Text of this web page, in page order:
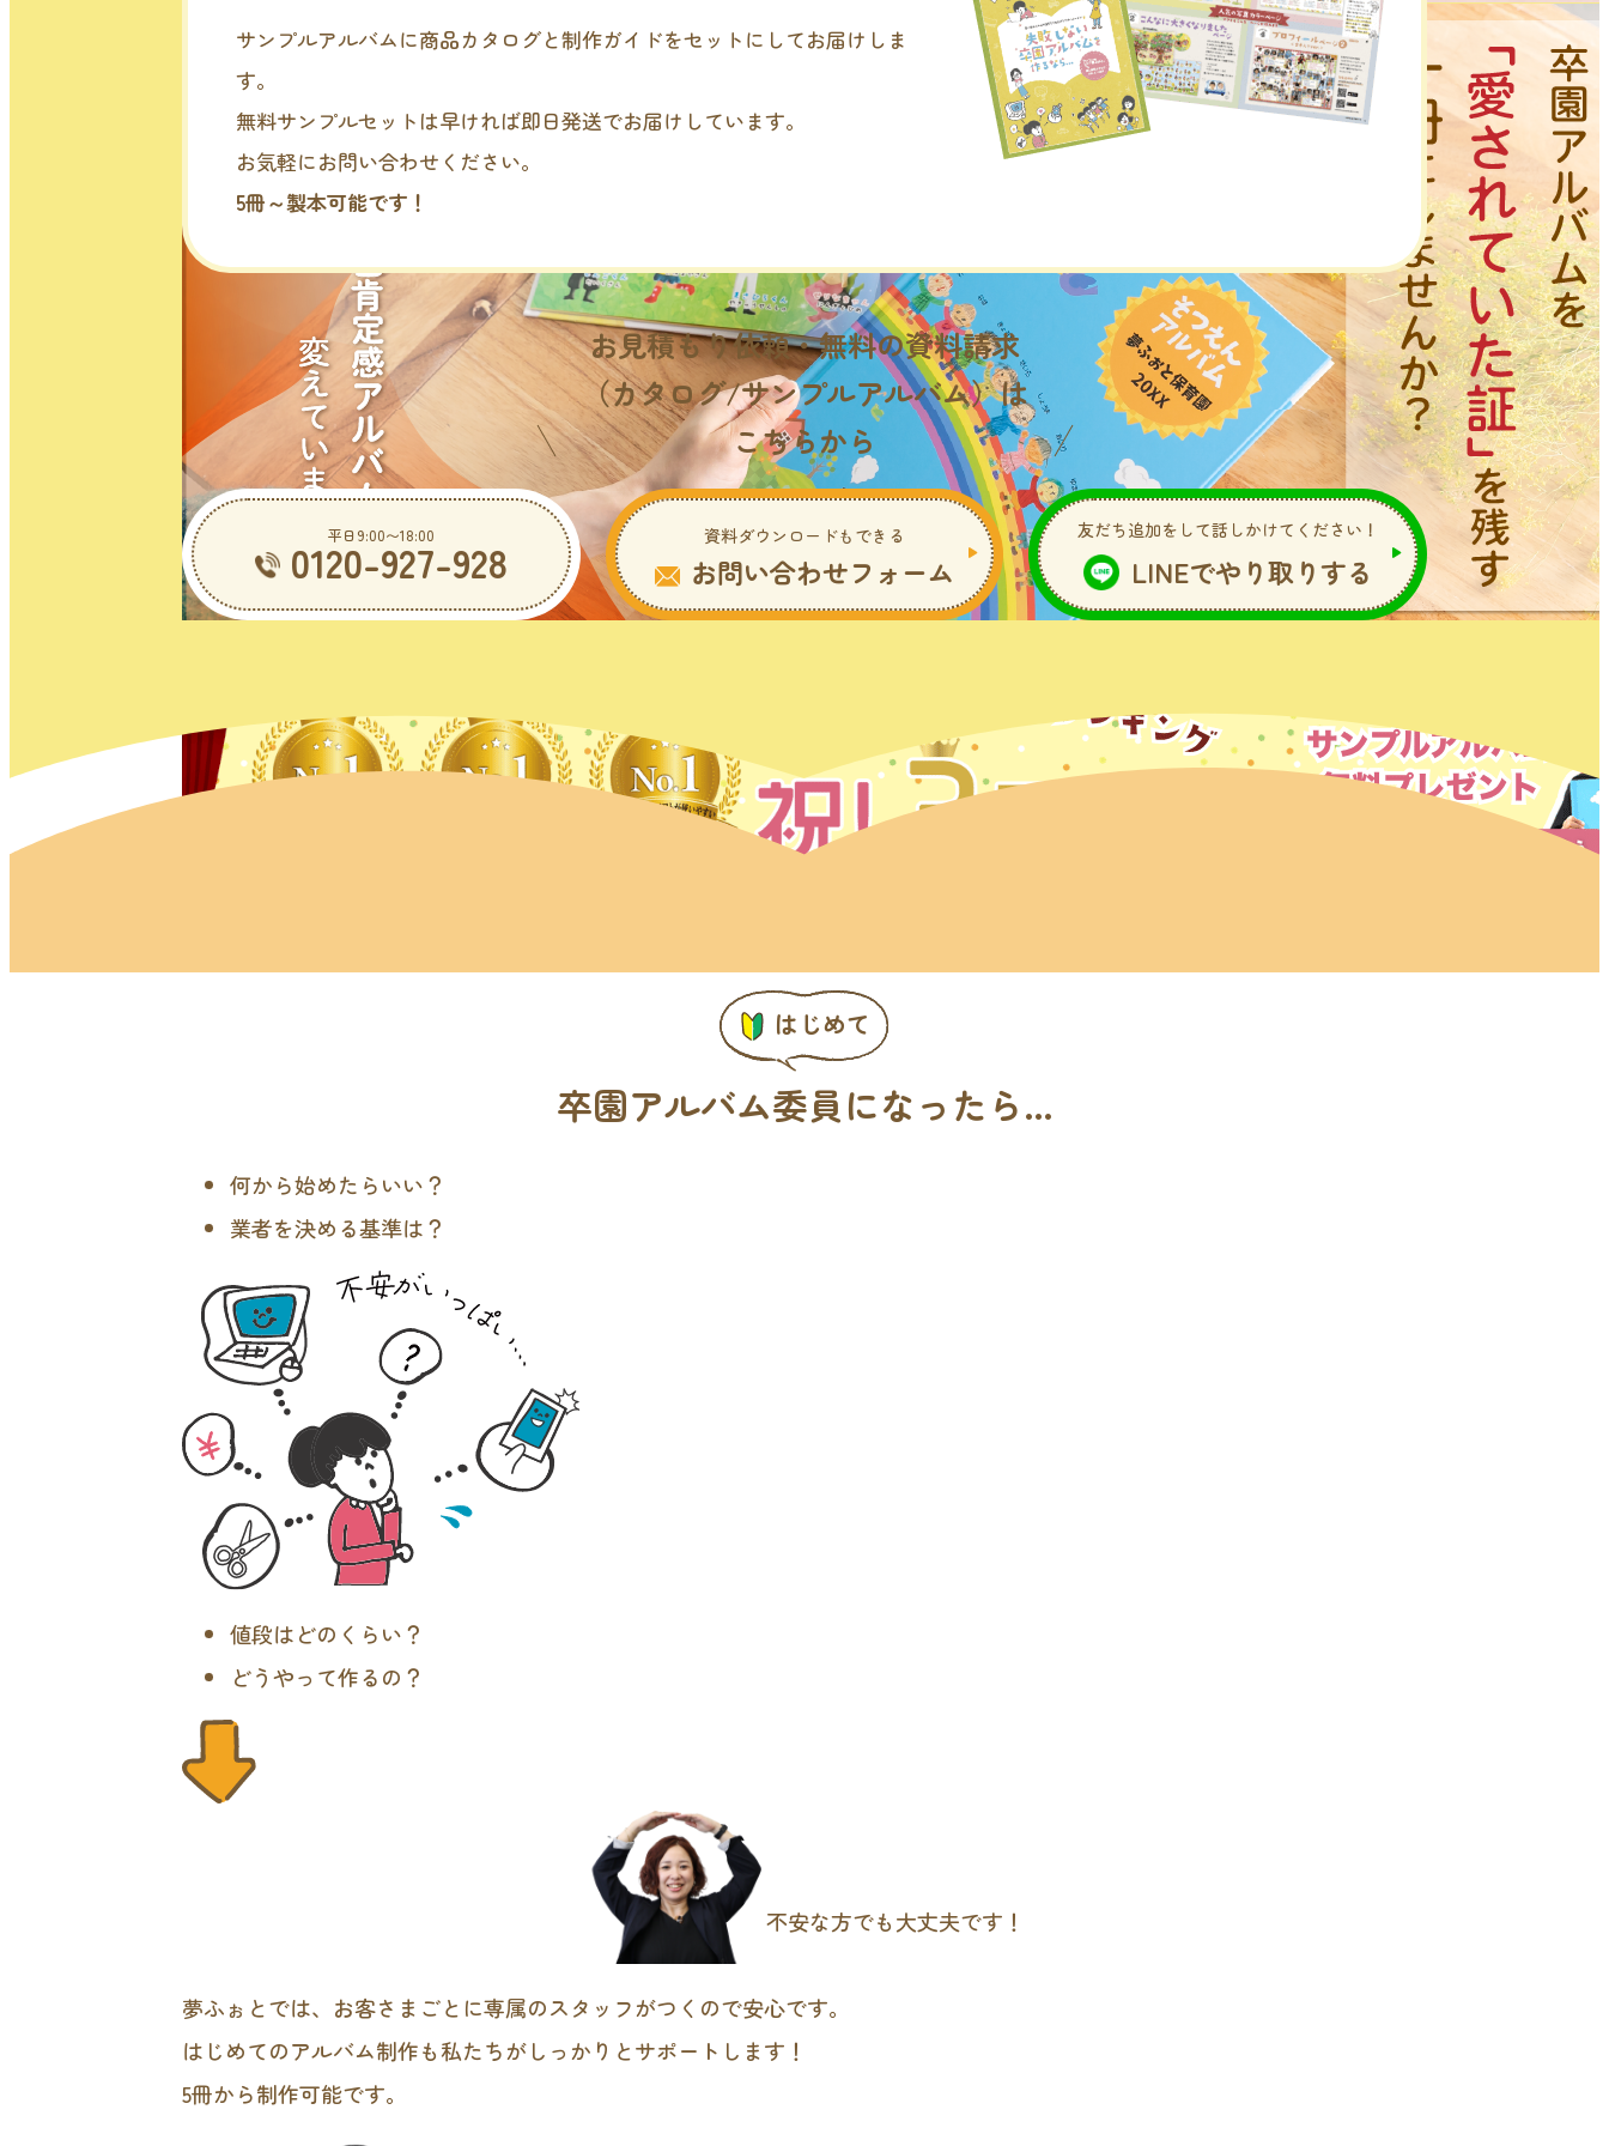
サンプルアルバムに商品カタログと制作ガイドをセットにしてお届けしま
す。
無料サンプルセットは早ければ即日発送でお届けしています。
お気軽にお問い合わせください。
5冊～製本可能です！
お見積もり依頼・無料の資料請求
（カタログ/サンプルアルバム）は
こちらから
平日9:00〜18:00
0120-927-928 資料ダウンロードもできる
お問い合わせフォーム
友だち追加をして話しかけてください！
LINEでやり取りする
はじめて
卒園アルバム委員になったら…
何から始めたらいい？
業者を決める基準は？
値段はどのくらい？
どうやって作るの？
不安な方でも大丈夫です！
夢ふぉとでは、お客さまごとに専属のスタッフがつくので安心です。
はじめてのアルバム制作も私たちがしっかりとサポートします！
5冊から制作可能です。